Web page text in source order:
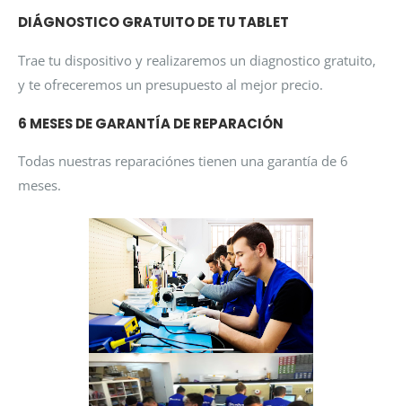
DIÁGNOSTICO GRATUITO DE TU TABLET
Trae tu dispositivo y realizaremos un diagnostico gratuito,
y te ofreceremos un presupuesto al mejor precio.
6 MESES DE GARANTÍA DE REPARACIÓN
Todas nuestras reparaciónes tienen una garantía de 6
meses.